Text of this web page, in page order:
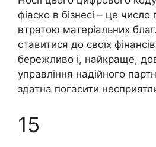
фіаско в бізнесі – це число
втратою матеріальних
ставитися до своїх
бережливо і, найкраще,
управління надійного
здатна погасити
15